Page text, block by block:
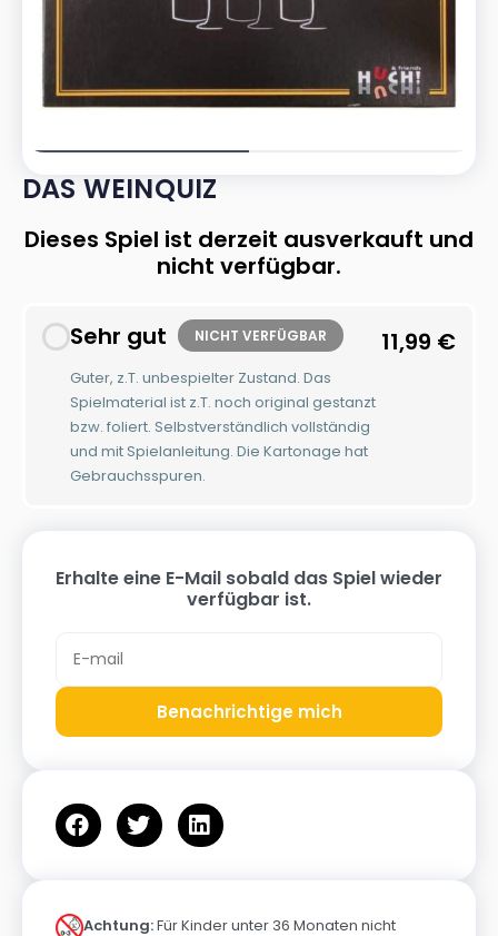
DAS WEINQUIZ
Dieses Spiel ist derzeit ausverkauft und
nicht verfügbar.
Sehr gut NICHT VERFÜGBAR
Guter, z.T. unbespielter Zustand. Das
Spielmaterial ist z.T. noch original gestanzt
bzw. foliert. Selbstverständlich vollständig
und mit Spielanleitung. Die Kartonage hat
Gebrauchsspuren.
11,99 €
Erhalte eine E-Mail sobald das Spiel wieder
verfügbar ist.
Benachrichtige mich
Achtung:Für Kinder unter 36 Monaten nicht